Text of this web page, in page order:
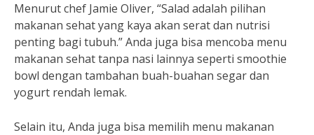
Menurut chef Jamie Oliver, “Salad adalah pilihan
makanan sehat yang kaya akan serat dan nutrisi
penting bagi tubuh.” Anda juga bisa mencoba menu
makanan sehat tanpa nasi lainnya seperti smoothie
bowl dengan tambahan buah-buahan segar dan
yogurt rendah lemak.
Selain itu, Anda juga bisa memilih menu makanan